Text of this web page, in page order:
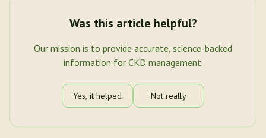
Was this article helpful?
Our mission is to provide accurate, science-backed
information for CKD management.
Yes, it helped Not really